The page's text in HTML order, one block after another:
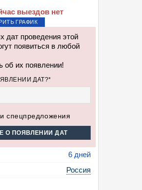
выездов нет
ГРАФИК
дат проведения этой
появиться в любой
их появлении!
ДАТ?*
спецпредложения
О ПОЯВЛЕНИИ ДАТ
6 дней
Россия